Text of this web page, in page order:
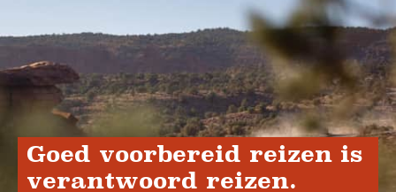
Goed voorbereid reizen is
verantwoord reizen.